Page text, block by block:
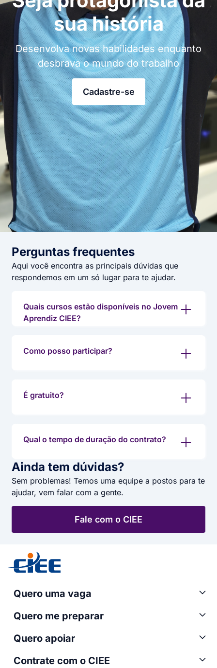
sua história
Desenvolva novas habilidades enquanto
desbrava o mundo do trabalho
Cadastre-se
Perguntas frequentes​
Aqui você encontra as principais dúvidas que
respondemos em um só lugar para te ajudar.
Quais cursos estão disponíveis no Jovem
Aprendiz CIEE?
Como posso participar?
É gratuito?
Qual o tempo de duração do contrato?
Ainda tem dúvidas?
Sem problemas! Temos uma equipe a postos para te
ajudar, vem falar com a gente.
Fale com o CIEE
Quero uma vaga
Quero me preparar
Quero apoiar
Contrate com o CIEE